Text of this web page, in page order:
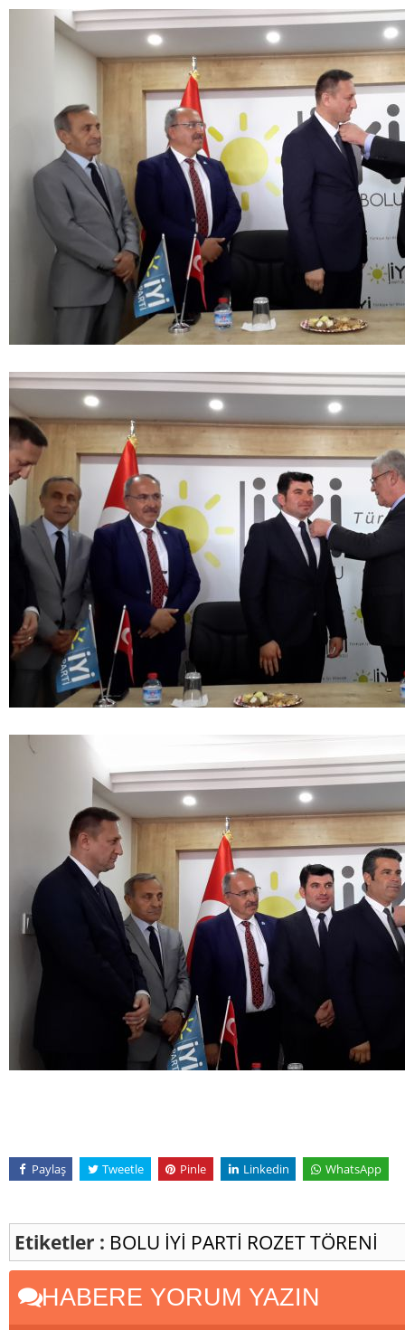
Paylaş Tweetle Pinle Linkedin WhatsApp
Etiketler : BOLU İYİ PARTİ ROZET TÖRENİ
HABERE YORUM YAZIN